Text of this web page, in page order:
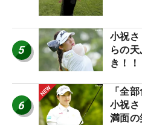
5
小祝
らの
き！
6
「全
小祝
満面の